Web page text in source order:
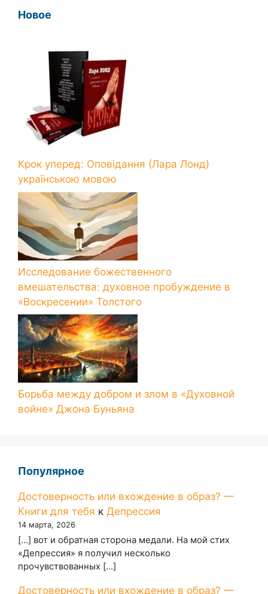
Новое
Крок уперед: Оповідання (Лара Лонд)
українською мовою
Исследование божественного
вмешательства: духовное пробуждение в
«Воскресении» Толстого
Борьба между добром и злом в «Духовной
войне» Джона Буньяна
Популярное
Достоверность или вхождение в образ? —
Книги для тебя к Депрессия
14 марта, 2026
[…] вот и обратная сторона медали. На мой стих
«Депрессия» я получил несколько
прочувствованных […]
Достоверность или вхождение в образ? —